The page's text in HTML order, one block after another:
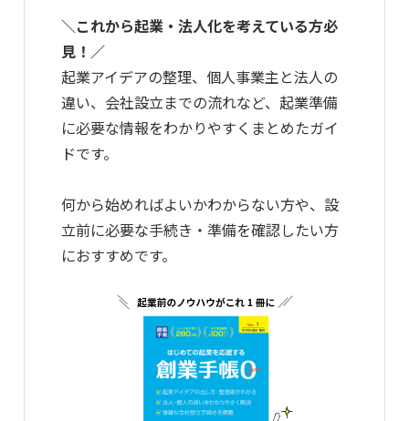
＼これから起業・法人化を考えている方必
見！／
起業アイデアの整理、個人事業主と法人の
違い、会社設立までの流れなど、起業準備
に必要な情報をわかりやすくまとめたガイ
ドです。
何から始めればよいかわからない方や、設
立前に必要な手続き・準備を確認したい方
におすすめです。